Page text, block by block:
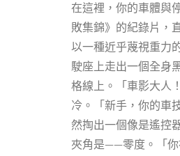
在這裡，你的車體與
敗集錦》的紀錄片，
以一種近乎蔑視重力
駛座上走出一個全身
格線上。「車影大人
冷。「新手，你的車
然掏出一個像是遙控
夾角是——零度。「你